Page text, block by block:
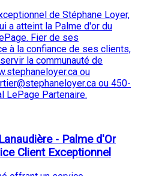
de Stéphane Loyer,
a atteint la Palme d'or du
Fier de ses
à la confiance de ses clients,
la communauté de
ou
ou 450-
LePage Partenaire.
- Palme d'Or
Client Exceptionnel